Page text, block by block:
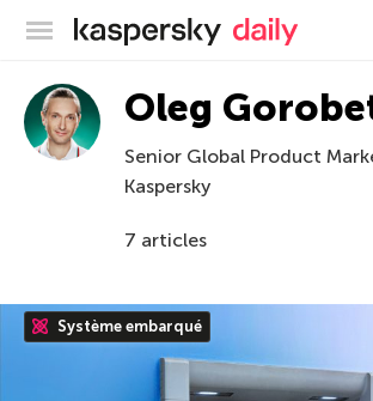
Blog officiel de
Oleg
Senior Global Product
Kaspersky
7 articles
Système embarqué